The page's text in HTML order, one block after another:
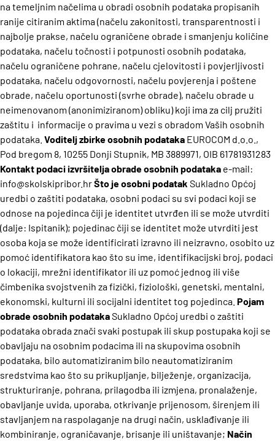
na temeljnim načelima u obradi osobnih podataka propisanih
ranije citiranim aktima (načelu zakonitosti, transparentnosti i
najbolje prakse, načelu ograničene obrade i smanjenju količine
podataka, načelu točnosti i potpunosti osobnih podataka,
načelu ograničene pohrane, načelu cjelovitosti i povjerljivosti
podataka, načelu odgovornosti, načelu povjerenja i poštene
obrade, načelu oportunosti (svrhe obrade), načelu obrade u
neimenovanom (anonimiziranom) obliku) koji ima za cilj pružiti
zaštitu i informacije o pravima u vezi s obradom Vaših osobnih
podataka. Voditelj zbirke osobnih podataka EUROCOM d.o.o.,
Pod bregom 8, 10255 Donji Stupnik, MB 3889971, OIB 61781931283
Kontakt podaci izvršitelja obrade osobnih podataka e-mail:
info@skolskipribor.hrŠto je osobni podatak Sukladno Općoj
uredbi o zaštiti podataka, osobni podaci su svi podaci koji se
odnose na pojedinca čiji je identitet utvrđen ili se može utvrditi
(dalje: Ispitanik); pojedinac čiji se identitet može utvrditi jest
osoba koja se može identificirati izravno ili neizravno, osobito uz
pomoć identifikatora kao što su ime, identifikacijski broj, podaci
o lokaciji, mrežni identifikator ili uz pomoć jednog ili više
čimbenika svojstvenih za fizički, fiziološki, genetski, mentalni,
ekonomski, kulturni ili socijalni identitet tog pojedinca. Pojam
obrade osobnih podatakaSukladno Općoj uredbi o zaštiti
podataka obrada znači svaki postupak ili skup postupaka koji se
obavljaju na osobnim podacima ili na skupovima osobnih
podataka, bilo automatiziranim bilo neautomatiziranim
sredstvima kao što su prikupljanje, bilježenje, organizacija,
strukturiranje, pohrana, prilagodba ili izmjena, pronalaženje,
obavljanje uvida, uporaba, otkrivanje prijenosom, širenjem ili
stavljanjem na raspolaganje na drugi način, usklađivanje ili
kombiniranje, ograničavanje, brisanje ili uništavanje; Način